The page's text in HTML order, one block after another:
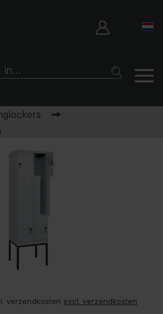
verzendkosten excl. verzendkosten